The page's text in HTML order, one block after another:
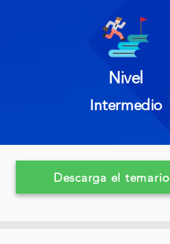
Nivel
Intermedio
Descarga el temario